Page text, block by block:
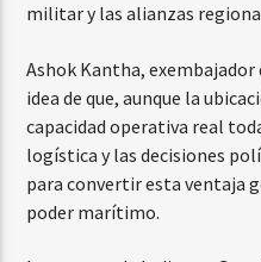
militar y las alianzas
Ashok Kantha, exembajador
idea de que, aunque la
capacidad operativa real
logística y las decisiones
para convertir esta ventaja
poder marítimo.